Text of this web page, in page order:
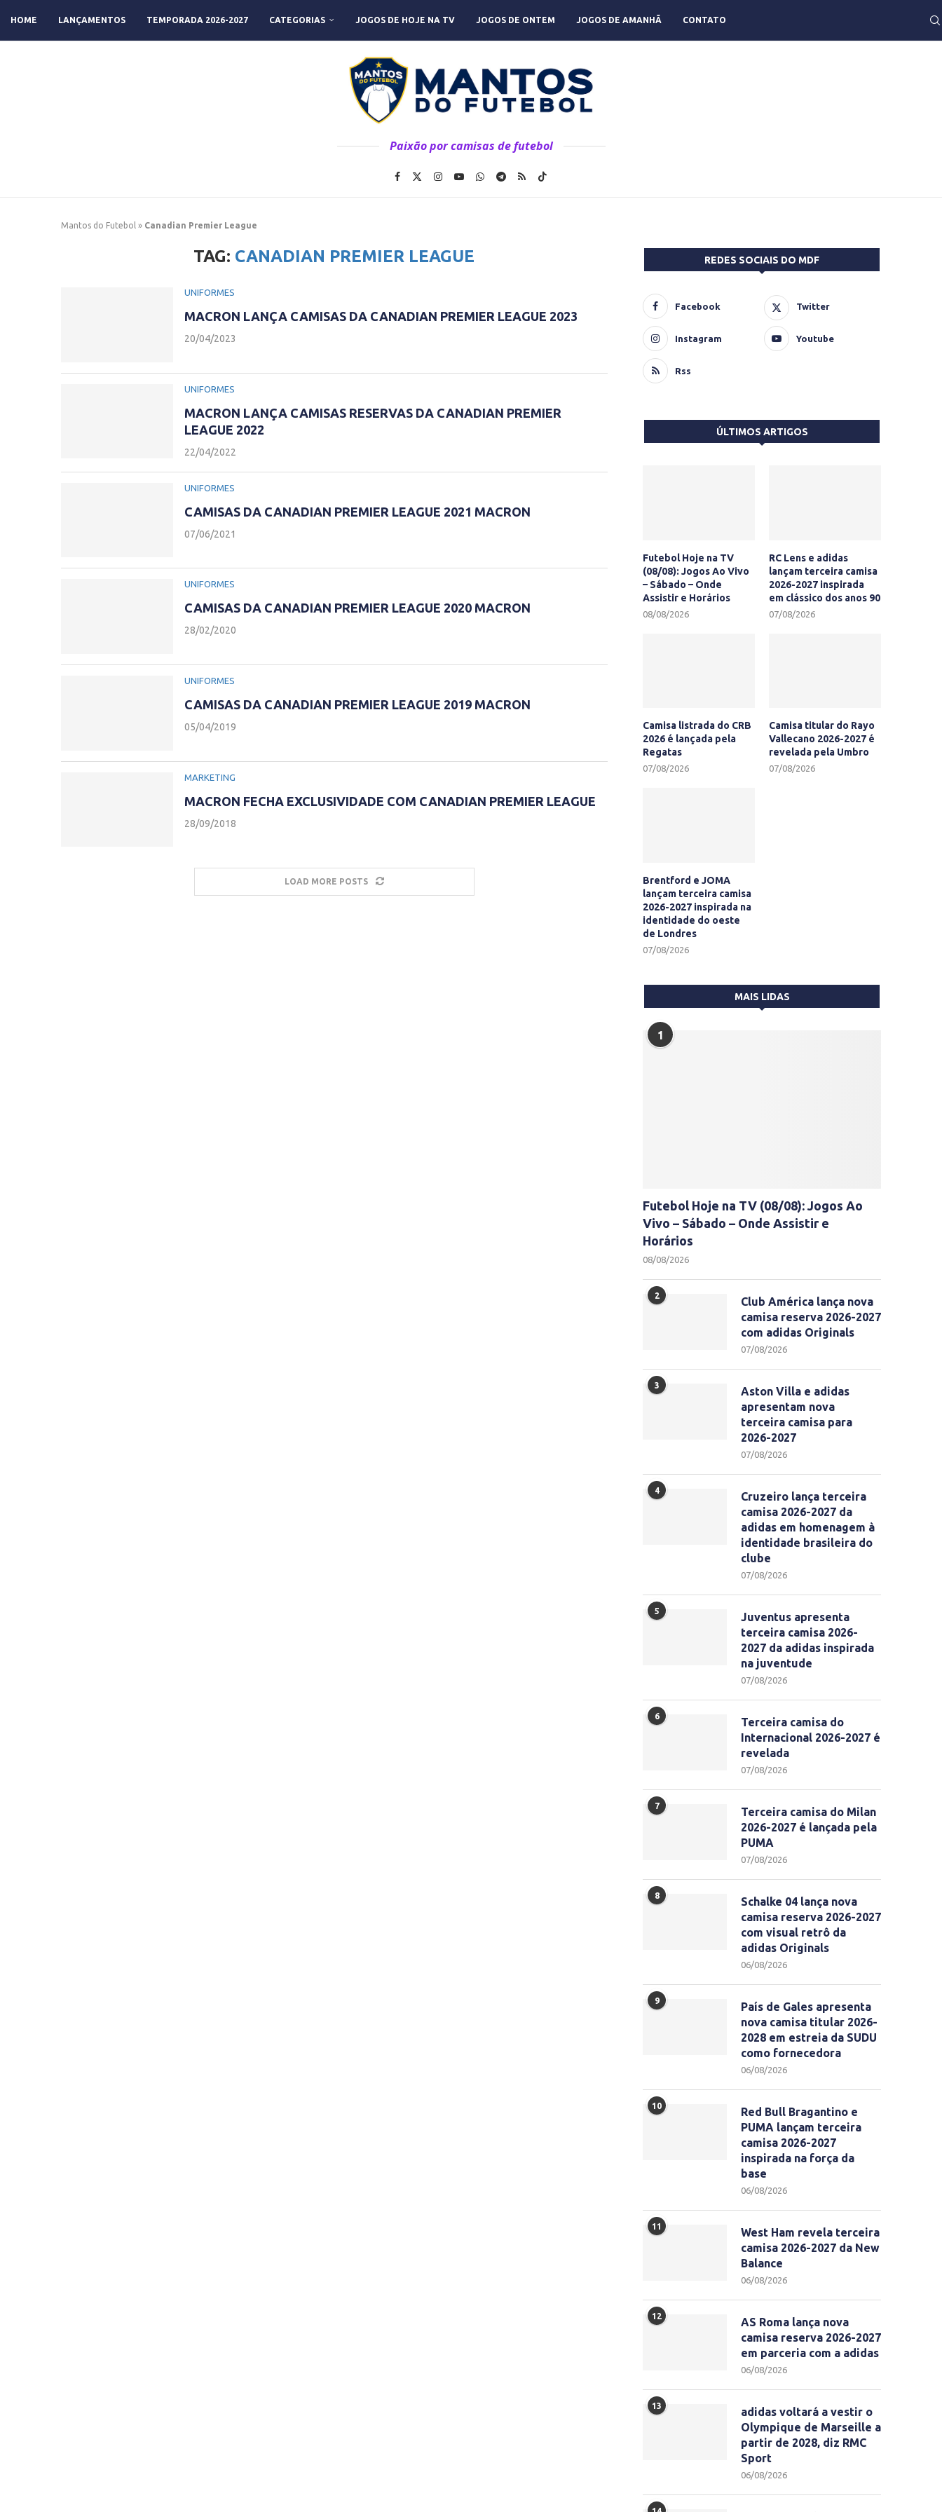
HOME LANÇAMENTOS TEMPORADA 2026-2027 CATEGORIAS JOGOS DE HOJE NA TV JOGOS DE ONTEM JOGOS DE AMANHÃ CONTATO
Paixão por camisas de futebol
Mantos do Futebol » Canadian Premier League
TAG: CANADIAN PREMIER LEAGUE
UNIFORMES
MACRON LANÇA CAMISAS DA CANADIAN PREMIER LEAGUE 2023
20/04/2023
UNIFORMES
MACRON LANÇA CAMISAS RESERVAS DA CANADIAN PREMIER
LEAGUE 2022
22/04/2022
UNIFORMES
CAMISAS DA CANADIAN PREMIER LEAGUE 2021 MACRON
07/06/2021
UNIFORMES
CAMISAS DA CANADIAN PREMIER LEAGUE 2020 MACRON
28/02/2020
UNIFORMES
CAMISAS DA CANADIAN PREMIER LEAGUE 2019 MACRON
05/04/2019
MARKETING
MACRON FECHA EXCLUSIVIDADE COM CANADIAN PREMIER LEAGUE
28/09/2018
LOAD MORE POSTS
REDES SOCIAIS DO MDF
Facebook Twitter
Instagram Youtube
Rss
ÚLTIMOS ARTIGOS
Futebol Hoje na TV
(08/08): Jogos Ao Vivo
– Sábado – Onde
Assistir e Horários
08/08/2026
RC Lens e adidas
lançam terceira camisa
2026-2027 inspirada
em clássico dos anos 90
07/08/2026
Camisa listrada do CRB
2026 é lançada pela
Regatas
07/08/2026
Camisa titular do Rayo
Vallecano 2026-2027 é
revelada pela Umbro
07/08/2026
Brentford e JOMA
lançam terceira camisa
2026-2027 inspirada na
identidade do oeste
de Londres
07/08/2026
MAIS LIDAS
1
Futebol Hoje na TV (08/08): Jogos Ao
Vivo – Sábado – Onde Assistir e
Horários
08/08/2026
2
Club América lança nova
camisa reserva 2026-2027
com adidas Originals
07/08/2026
3
Aston Villa e adidas
apresentam nova
terceira camisa para
2026-2027
07/08/2026
4
Cruzeiro lança terceira
camisa 2026-2027 da
adidas em homenagem à
identidade brasileira do
clube
07/08/2026
5
Juventus apresenta
terceira camisa 2026-
2027 da adidas inspirada
na juventude
07/08/2026
6
Terceira camisa do
Internacional 2026-2027 é
revelada
07/08/2026
7
Terceira camisa do Milan
2026-2027 é lançada pela
PUMA
07/08/2026
8
Schalke 04 lança nova
camisa reserva 2026-2027
com visual retrô da
adidas Originals
06/08/2026
9
País de Gales apresenta
nova camisa titular 2026-
2028 em estreia da SUDU
como fornecedora
06/08/2026
10
Red Bull Bragantino e
PUMA lançam terceira
camisa 2026-2027
inspirada na força da
base
06/08/2026
11
West Ham revela terceira
camisa 2026-2027 da New
Balance
06/08/2026
12
AS Roma lança nova
camisa reserva 2026-2027
em parceria com a adidas
06/08/2026
13
adidas voltará a vestir o
Olympique de Marseille a
partir de 2028, diz RMC
Sport
06/08/2026